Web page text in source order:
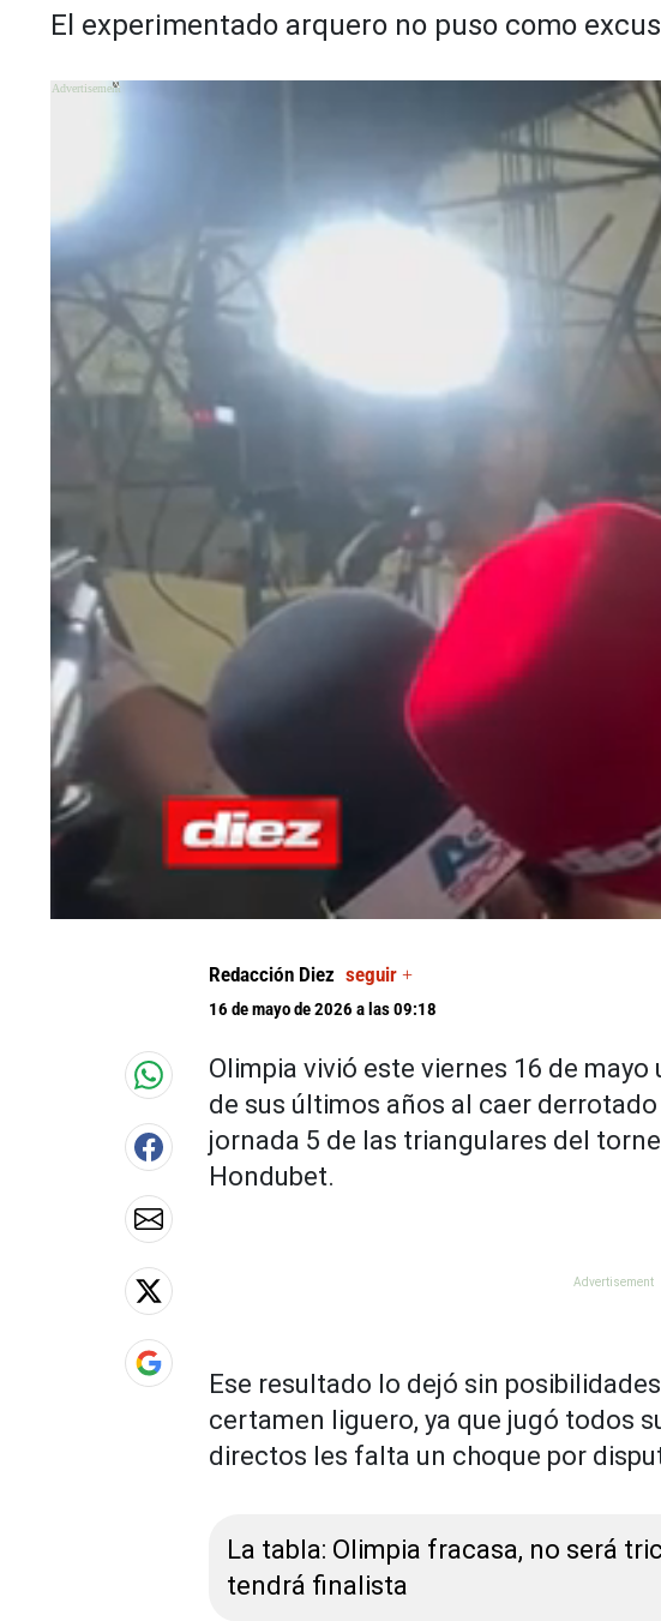
El experimentado arquero no puso como
X
Redacción Diez seguir +
16 de mayo de 2026 a las 09:18
Olimpia vivió este viernes 16 de
de sus últimos años al caer derrotado
jornada 5 de las triangulares del
Hondubet.
Ese resultado lo dejó sin
certamen liguero, ya que jugó todos
directos les falta un choque por
La tabla: Olimpia fracasa, no será
tendrá finalista